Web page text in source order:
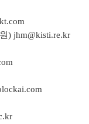
) jhm@kisti.re.kr